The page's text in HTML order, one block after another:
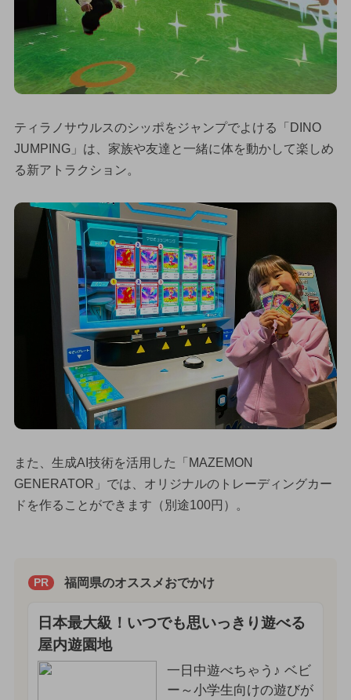
ティラノサウルスのシッポをジャンプでよける「DINO
JUMPING」は、家族や友達と一緒に体を動かして楽しめ
る新アトラクション。
また、生成AI技術を活用した「MAZEMON
GENERATOR」では、オリジナルのトレーディングカー
ドを作ることができます（別途100円）。
PR 福岡県のオススメおでかけ
日本最大級！いつでも思いっきり遊べる
屋内遊園地
一日中遊べちゃう♪ ベビ
ー～小学生向けの遊びが